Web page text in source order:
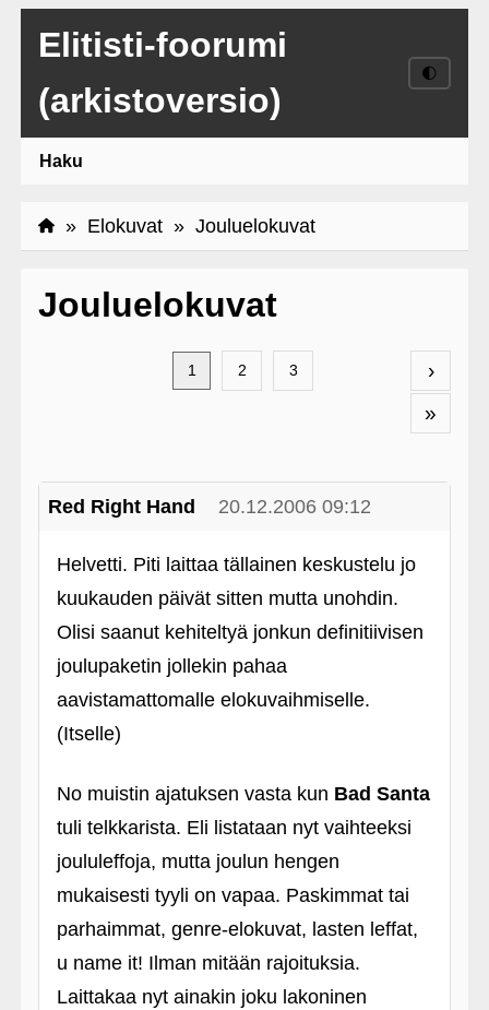
Elitisti-foorumi
(arkistoversio)
🌓
Haku
» Elokuvat» Jouluelokuvat
Jouluelokuvat
›
»
1 2 3
Red Right Hand 20.12.2006 09:12
Helvetti. Piti laittaa tällainen keskustelu jo
kuukauden päivät sitten mutta unohdin.
Olisi saanut kehiteltyä jonkun definitiivisen
joulupaketin jollekin pahaa
aavistamattomalle elokuvaihmiselle.
(Itselle)
No muistin ajatuksen vasta kun Bad Santa
tuli telkkarista. Eli listataan nyt vaihteeksi
joululeffoja, mutta joulun hengen
mukaisesti tyyli on vapaa. Paskimmat tai
parhaimmat, genre-elokuvat, lasten leffat,
u name it! Ilman mitään rajoituksia.
Laittakaa nyt ainakin joku lakoninen